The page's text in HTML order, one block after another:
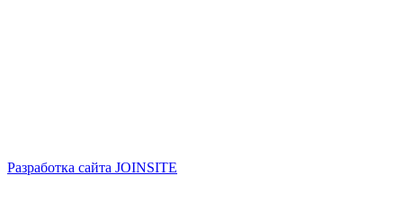
Разработка сайта JOINSITE